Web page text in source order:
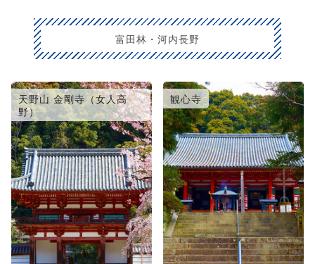
富田林・河内長野
天野山 金剛寺（女人高
野）
観心寺